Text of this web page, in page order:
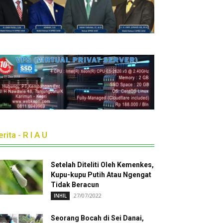
- R I A U
Setelah Diteliti Oleh Kemenkes,
Kupu-kupu Putih Atau Ngengat
Tidak Beracun
INHIL 27/07/2022
Seorang Bocah di Sei Danai,